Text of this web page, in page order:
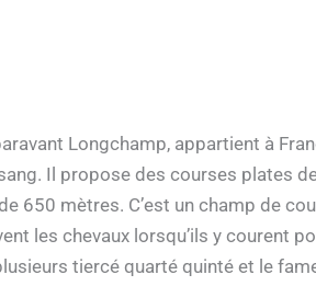
Longchamp, appartient à
Il propose des courses plates
650 mètres. C’est un champ de
les chevaux lorsqu’ils y courent
tiercé quarté quinté et le